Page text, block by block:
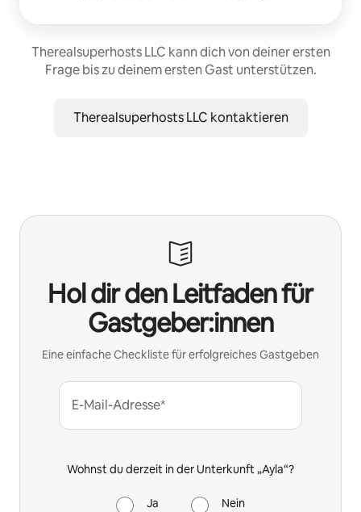
Therealsuperhosts LLC kann dich von deiner ersten
Frage bis zu deinem ersten Gast unterstützen.
Therealsuperhosts LLC kontaktieren
Hol dir den Leitfaden für
Gastgeber:innen
Eine einfache Checkliste für erfolgreiches Gastgeben
E-Mail-Adresse*
Wohnst du derzeit in der Unterkunft „Ayla“?
Ja Nein